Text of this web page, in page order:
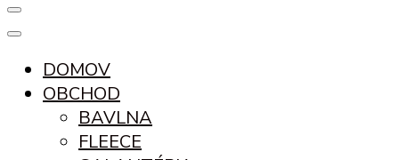
DOMOV
OBCHOD
BAVLNA
FLEECE